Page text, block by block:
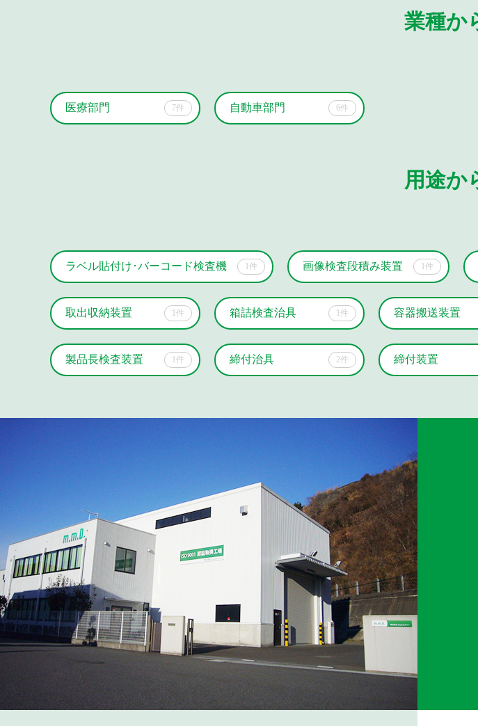
業種か
医療部門 7件 自動車部門 6件
用途か
ラベル貼付け･バーコード検査機 1件 画像検査段積み装置 1件
取出収納装置 1件 箱詰検査治具 1件 容器搬送装置
製品長検査装置 1件 締付治具 2件 締付装置